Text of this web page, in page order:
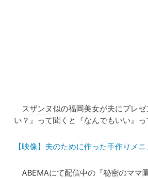
スザンヌ似の福岡美女が夫にプレ
い？』って聞くと『なんでもいい』
【映像】夫のために作った手作りメ
ABEMAにて配信中の『秘密のママ